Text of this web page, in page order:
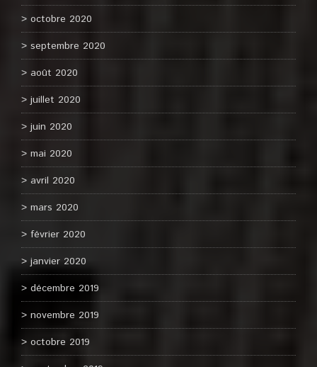
octobre 2020
septembre 2020
août 2020
juillet 2020
juin 2020
mai 2020
avril 2020
mars 2020
février 2020
janvier 2020
décembre 2019
novembre 2019
octobre 2019